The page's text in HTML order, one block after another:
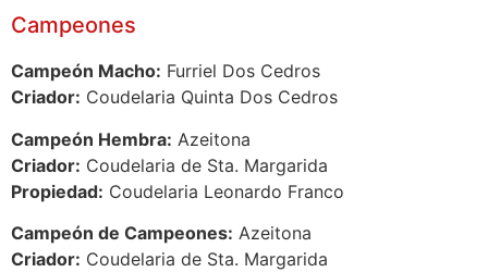
Campeones
Campeón Macho: Furriel Dos Cedros
Criador: Coudelaria Quinta Dos Cedros
Campeón Hembra: Azeitona
Criador: Coudelaria de Sta. Margarida
Propiedad: Coudelaria Leonardo Franco
Campeón de Campeones: Azeitona
Criador: Coudelaria de Sta. Margarida